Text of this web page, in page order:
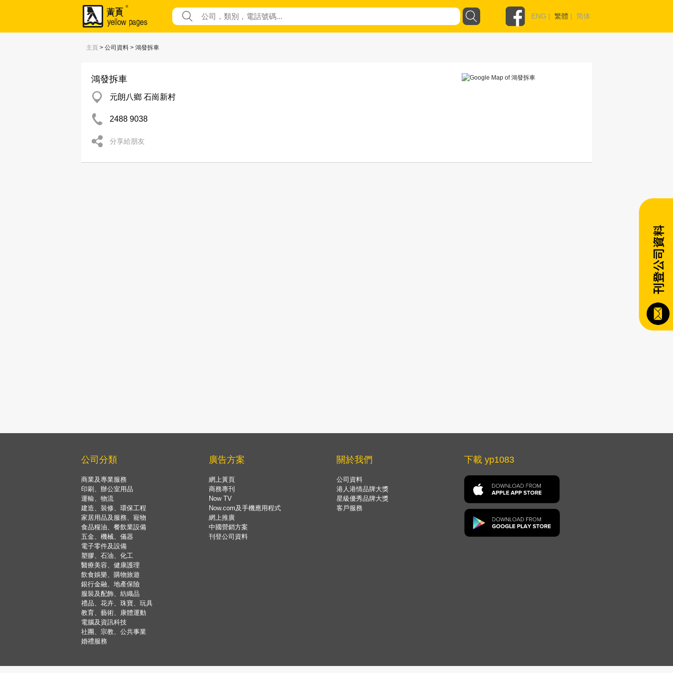
ENG | 繁體 | 简体
主頁 > 公司資料 > 鴻發拆車
鴻發拆車
元朗八鄉 石崗新村
2488 9038
分享給朋友
公司分類
商業及專業服務
印刷、辦公室用品
運輸、物流
建造、裝修、環保工程
家居用品及服務、寵物
食品糧油、餐飲業設備
五金、機械、儀器
電子零件及設備
塑膠、石油、化工
醫療美容、健康護理
飲食娛樂、購物旅遊
銀行金融、地產保險
服裝及配飾、紡織品
禮品、花卉、珠寶、玩具
教育、藝術、康體運動
電腦及資訊科技
社團、宗教、公共事業
婚禮服務
廣告方案
網上黃頁
商務專刊
Now TV
Now.com及手機應用程式
網上推廣
中國營銷方案
刊登公司資料
關於我們
公司資料
港人港情品牌大獎
星級優秀品牌大獎
客戶服務
下載 yp1083